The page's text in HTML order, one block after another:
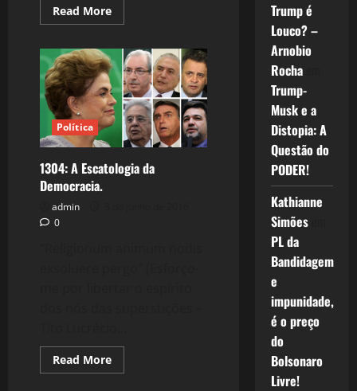
Read MoreRead
more
Eugenia
Política
Política
1304: A Escatologia da
Democracia.
admin
0
Read MoreRead
more
Trump é
Louco? –
Arnobio
Rochaem
Trump-
Musk e a
Distopia: A
Questão do
PODER!
Kathianne
Simõesem
PL da
Bandidagem
e
impunidade,
é o preço
do
Bolsonaro
Livre!